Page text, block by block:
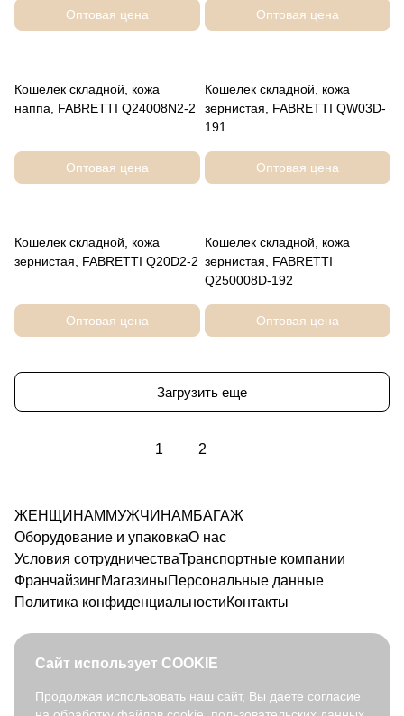
Оптовая цена Оптовая цена
Кошелек складной, кожа
наппа, FABRETTI Q24008N2-2
Оптовая цена
Кошелек складной, кожа
зернистая, FABRETTI QW03D-
191
Оптовая цена
Кошелек складной, кожа
зернистая, FABRETTI Q20D2-2
Оптовая цена
Кошелек складной, кожа
зернистая, FABRETTI
Q250008D-192
Оптовая цена
Загрузить еще
1 2
ЖЕНЩИНАМ МУЖЧИНАМ БАГАЖ
Оборудование и упаковкаО нас
Условия сотрудничестваТранспортные компании
ФранчайзингМагазиныПерсональные данные
Политика конфиденциальностиКонтакты
Сайт использует COOKIE
Продолжая использовать наш сайт, Вы даете согласие